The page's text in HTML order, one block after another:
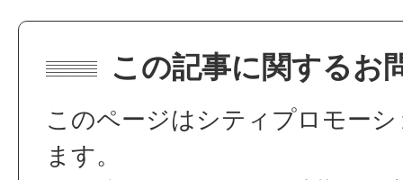
この記事に関するお
このページはシティプロモー
ます。